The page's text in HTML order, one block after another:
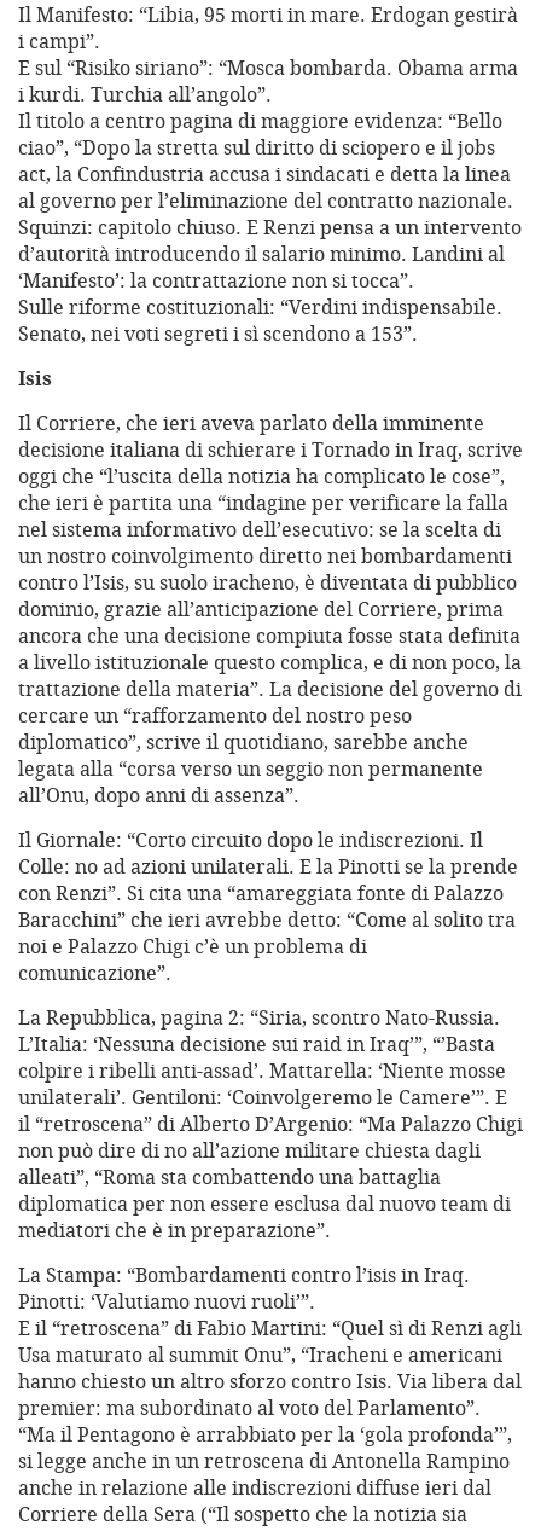
Il Manifesto: “Libia, 95 morti in mare. Erdogan gestirà
i campi”.
E sul “Risiko siriano”: “Mosca bombarda. Obama arma
i kurdi. Turchia all’angolo”.
Il titolo a centro pagina di maggiore evidenza: “Bello
ciao”, “Dopo la stretta sul diritto di sciopero e il jobs
act, la Confindustria accusa i sindacati e detta la linea
al governo per l’eliminazione del contratto nazionale.
Squinzi: capitolo chiuso. E Renzi pensa a un intervento
d’autorità introducendo il salario minimo. Landini al
‘Manifesto’: la contrattazione non si tocca”.
Sulle riforme costituzionali: “Verdini indispensabile.
Senato, nei voti segreti i sì scendono a 153”.
Isis
Il Corriere, che ieri aveva parlato della imminente
decisione italiana di schierare i Tornado in Iraq, scrive
oggi che “l’uscita della notizia ha complicato le cose”,
che ieri è partita una “indagine per verificare la falla
nel sistema informativo dell’esecutivo: se la scelta di
un nostro coinvolgimento diretto nei bombardamenti
contro l’Isis, su suolo iracheno, è diventata di pubblico
dominio, grazie all’anticipazione del Corriere, prima
ancora che una decisione compiuta fosse stata definita
a livello istituzionale questo complica, e di non poco, la
trattazione della materia”. La decisione del governo di
cercare un “rafforzamento del nostro peso
diplomatico”, scrive il quotidiano, sarebbe anche
legata alla “corsa verso un seggio non permanente
all’Onu, dopo anni di assenza”.
Il Giornale: “Corto circuito dopo le indiscrezioni. Il
Colle: no ad azioni unilaterali. E la Pinotti se la prende
con Renzi”. Si cita una “amareggiata fonte di Palazzo
Baracchini” che ieri avrebbe detto: “Come al solito tra
noi e Palazzo Chigi c’è un problema di
comunicazione”.
La Repubblica, pagina 2: “Siria, scontro Nato-Russia.
L’Italia: ‘Nessuna decisione sui raid in Iraq’”, “’Basta
colpire i ribelli anti-assad’. Mattarella: ‘Niente mosse
unilaterali’. Gentiloni: ‘Coinvolgeremo le Camere’”. E
il “retroscena” di Alberto D’Argenio: “Ma Palazzo Chigi
non può dire di no all’azione militare chiesta dagli
alleati”, “Roma sta combattendo una battaglia
diplomatica per non essere esclusa dal nuovo team di
mediatori che è in preparazione”.
La Stampa: “Bombardamenti contro l’isis in Iraq.
Pinotti: ‘Valutiamo nuovi ruoli’”.
E il “retroscena” di Fabio Martini: “Quel sì di Renzi agli
Usa maturato al summit Onu”, “Iracheni e americani
hanno chiesto un altro sforzo contro Isis. Via libera dal
premier: ma subordinato al voto del Parlamento”.
“Ma il Pentagono è arrabbiato per la ‘gola profonda’”,
si legge anche in un retroscena di Antonella Rampino
anche in relazione alle indiscrezioni diffuse ieri dal
Corriere della Sera (“Il sospetto che la notizia sia